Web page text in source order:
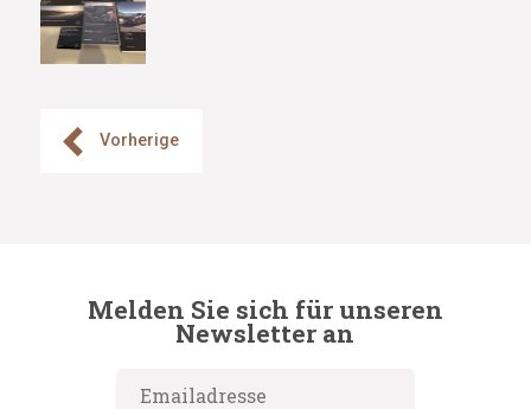
Vorherige
Melden Sie sich für unseren
Newsletter an